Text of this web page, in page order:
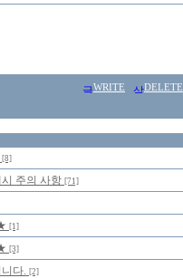
WRITE DELETE
[8]
주의 사항 [71]
[1]
[3]
다. [2]